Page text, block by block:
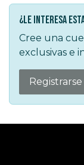
¿Le interesa
Cree una
exclusivas e
Registrarse